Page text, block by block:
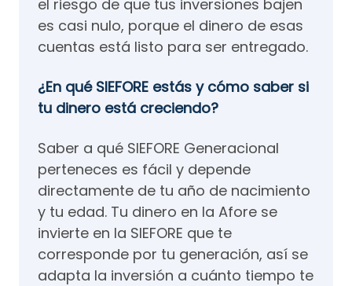
el riesgo de que tus inversiones bajen
es casi nulo, porque el dinero de esas
cuentas está listo para ser entregado.
¿En qué SIEFORE estás y cómo saber si
tu dinero está creciendo?
Saber a qué SIEFORE Generacional
perteneces es fácil y depende
directamente de tu año de nacimiento
y tu edad. Tu dinero en la Afore se
invierte en la SIEFORE que te
corresponde por tu generación, así se
adapta la inversión a cuánto tiempo te